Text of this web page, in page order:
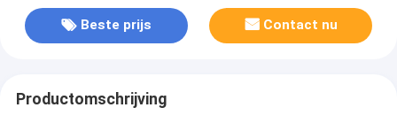
Beste prijs Contact nu
Productomschrijving